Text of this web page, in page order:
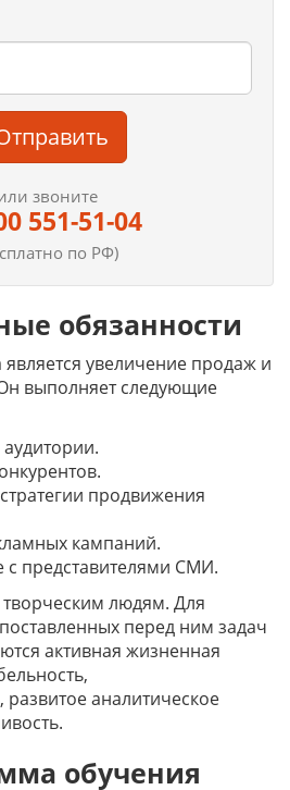
звоните
551-51-04
по РФ)
обязанности
увеличение продаж и
выполняет следующие
продвижения
кампаний.
с представителями СМИ.
людям. Для
перед ним задач
активная жизненная
развитое аналитическое
обучения